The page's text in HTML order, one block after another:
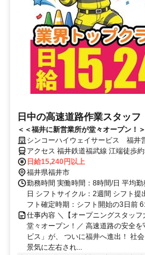
日中の高速道路作業スタッフ
＜＜福井に新営業所が堂々オープン！
まで勤務ごとに報奨金800円プラス支
月収33万5280円も稼げる！手当も充実
ャット回答ですぐに面接予約完了！】
シンコーハイウェイサービス 福井
アクセス 福井鉄道福武線 江端徒歩
約6分、福井鉄道福武線 ベル前徒歩
駅」徒歩6分／「清明駅」徒歩7分【
完備！）】＼面接時も車・バイクで
日給15,240円以上
福井県福井市
勤務時間 実働時間：8時間/日 平均
日 シフトサイクル：2週間 シフト
フト確定時期：シフト開始の3日前
仕事内容 ＼【オープニングスタッ
堂々オープン！／ 高速道路の安全
ビス」が、 ついに福井へ進出！ 社
景気に左右され...